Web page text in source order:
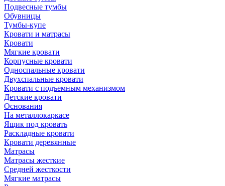
Подвесные тумбы
Обувницы
Тумбы-купе
Кровати и матрасы
Кровати
Мягкие кровати
Корпусные кровати
Односпальные кровати
Двухспальные кровати
Кровати с подъемным механизмом
Детские кровати
Основания
На металлокаркасе
Ящик под кровать
Раскладные кровати
Кровати деревянные
Матрасы
Матрасы жесткие
Средней жесткости
Мягкие матрасы